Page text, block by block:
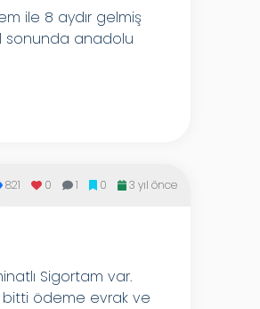
ile 8 aydır gelmiş
sonunda anadolu
821 0 1 0 3 yıl önce
Sigortam var.
bitti ödeme evrak ve